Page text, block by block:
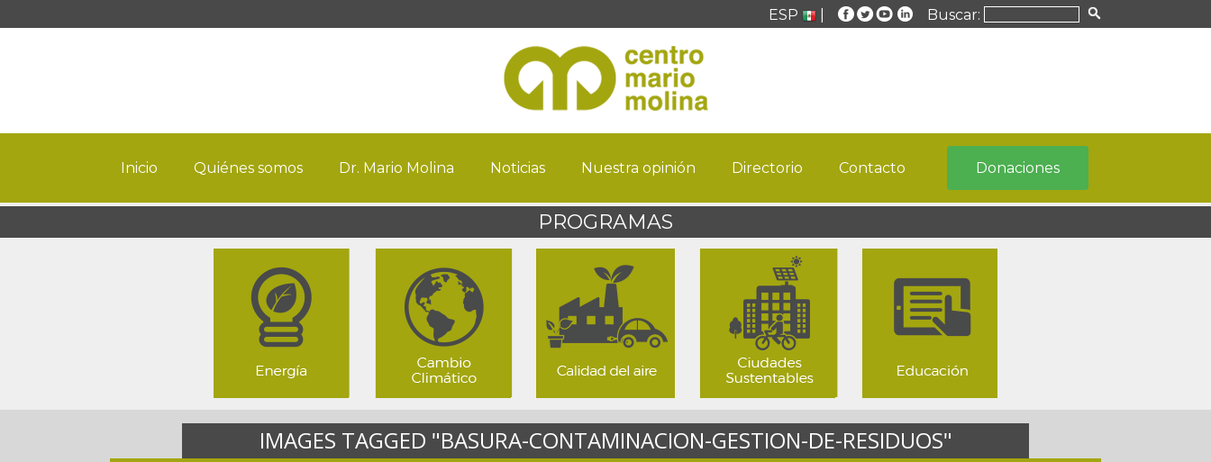
ESP Buscar:
Inicio Quiénes somos Dr. Mario Molina Noticias Nuestra opinión Directorio Contacto Donaciones
PROGRAMAS
IMAGES TAGGED "BASURA-CONTAMINACION-GESTION-DE-RESIDUOS"